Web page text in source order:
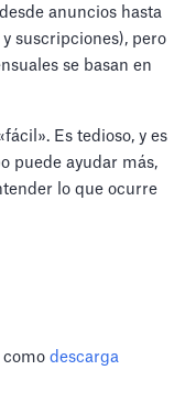
anuncios hasta
suscripciones), pero
se basan en
Es tedioso, y es
puede ayudar más,
lo que ocurre
comodescarga